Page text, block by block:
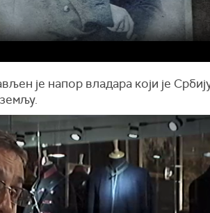
је напор владара који је